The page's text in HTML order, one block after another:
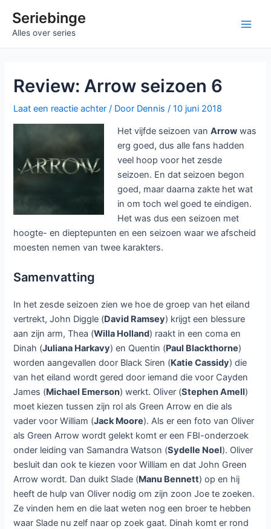
naarSeriebinge
Alles over series
Review: Arrow seizoen 6
Laat een reactie achter / Door Dennis/10 juni 2018
Het vijfde seizoen vanArrow was
erg goed, dus alle fans hadden
veel hoop voor het zesde
seizoen. En dat seizoen begon
goed, maar daarna zakte het wat
in om toch wel goed te eindigen.
Het was dus een seizoen met
hoogte- en dieptepunten en een seizoen waar we afscheid
moesten nemen van twee karakters.
Samenvatting
In het zesde seizoen zien we hoe de groep van het eiland
vertrekt, John Diggle (David Ramsey) krijgt een blessure
aan zijn arm, Thea (Willa Holland) raakt in een coma en
Dinah (Juliana Harkavy) en Quentin (Paul Blackthorne)
worden aangevallen door Black Siren (Katie Cassidy) die
van het eiland wordt gered door iemand die voor Cayden
James (Michael Emerson) werkt. Oliver (Stephen Amell)
moet kiezen tussen zijn rol als Green Arrow en die als
vader voor William (Jack Moore). Als er een foto van Oliver
als Green Arrow wordt gelekt komt er een FBI-onderzoek
onder leiding van Samandra Watson (Sydelle Noel). Oliver
besluit dan ook te kiezen voor William en dat John Green
Arrow wordt. Dan duikt Slade (Manu Bennett) op en hij
heeft de hulp van Oliver nodig om zijn zoon Joe te zoeken.
Ze vinden hem en die laat weten nog een broer te hebben
waar Slade nu zelf naar op zoek gaat. Dinah komt er rond